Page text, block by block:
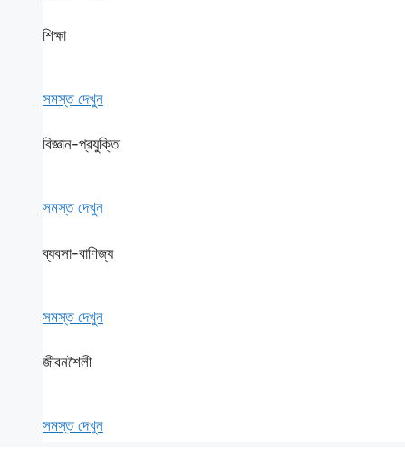
শিক্ষা
সমস্ত দেখুন
বিজ্ঞান-প্রযুক্তি
সমস্ত দেখুন
ব্যবসা-বাণিজ্য
সমস্ত দেখুন
জীবনশৈলী
সমস্ত দেখুন